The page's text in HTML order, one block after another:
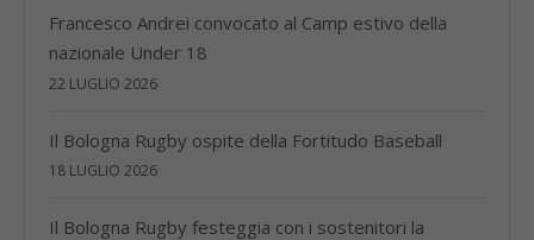
Francesco Andrei convocato al Camp estivo della
nazionale Under 18
22 LUGLIO 2026
Il Bologna Rugby ospite della Fortitudo Baseball
18 LUGLIO 2026
Il Bologna Rugby festeggia con i sostenitori la